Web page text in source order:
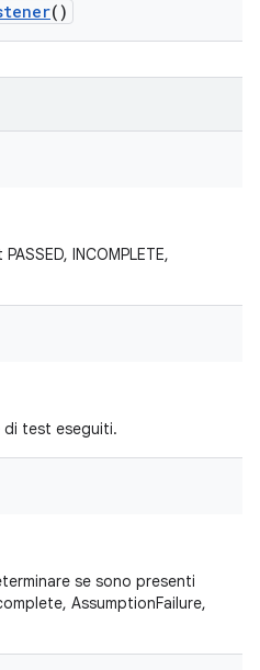
()
INCOMPLETE,
di test eseguiti.
se sono presenti
AssumptionFailure,